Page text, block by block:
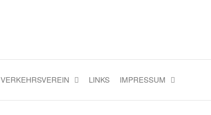
VERKEHRSVEREIN LINKS IMPRESSUM